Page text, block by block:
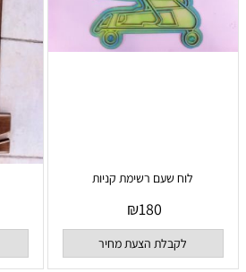
לוח שעם רשימת קניות
₪180
לקבלת הצעת מחיר